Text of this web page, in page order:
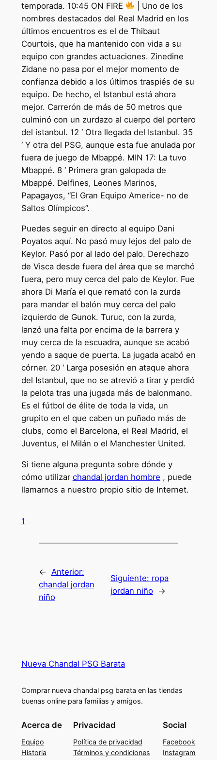
temporada. 10:45 ON FIRE
| Uno de los
nombres destacados del Real Madrid en los
últimos encuentros es el de Thibaut
Courtois, que ha mantenido con vida a su
equipo con grandes actuaciones. Zinedine
Zidane no pasa por el mejor momento de
confianza debido a los últimos traspiés de su
equipo. De hecho, el Istanbul está ahora
mejor. Carrerón de más de 50 metros que
culminó con un zurdazo al cuerpo del portero
del istanbul. 12 ‘ Otra llegada del Istanbul. 35
‘ Y otra del PSG, aunque esta fue anulada por
fuera de juego de Mbappé. MIN 17: La tuvo
Mbappé. 8 ‘ Primera gran galopada de
Mbappé. Delfines, Leones Marinos,
Papagayos, “El Gran Equipo Americe- no de
Saltos Olímpicos”.
Puedes seguir en directo al equipo Dani
Poyatos aquí. No pasó muy lejos del palo de
Keylor. Pasó por al lado del palo. Derechazo
de Visca desde fuera del área que se marchó
fuera, pero muy cerca del palo de Keylor. Fue
ahora Di María el que remató con la zurda
para mandar el balón muy cerca del palo
izquierdo de Gunok. Turuc, con la zurda,
lanzó una falta por encima de la barrera y
muy cerca de la escuadra, aunque se acabó
yendo a saque de puerta. La jugada acabó en
córner. 20 ‘ Larga posesión en ataque ahora
del Istanbul, que no se atrevió a tirar y perdió
la pelota tras una jugada más de balonmano.
Es el fútbol de élite de toda la vida, un
grupito en el que caben un puñado más de
clubs, como el Barcelona, el Real Madrid, el
Juventus, el Milán o el Manchester United.
Si tiene alguna pregunta sobre dónde y
cómo utilizar chandal jordan hombre , puede
llamarnos a nuestro propio sitio de Internet.
1
←
Anterior:
chandal jordan
niño
Siguiente: ropa
jordan niño →
Nueva Chandal PSG Barata
Comprar nueva chandal psg barata en las tiendas
buenas online para familias y amigos.
Acerca de
Equipo
Historia
Privacidad
Política de privacidad
Términos y condiciones
Social
Facebook
Instagram